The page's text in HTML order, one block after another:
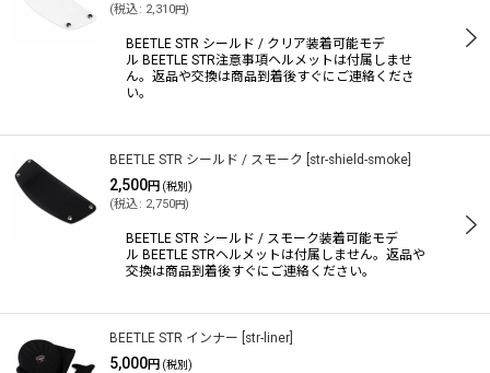
(税込: 2,310円)
BEETLE STR シールド / クリア装着可能モデ
ル BEETLE STR注意事項ヘルメットは付属しませ
ん。返品や交換は商品到着後すぐにご連絡くださ
い。
BEETLE STR シールド / スモーク str-shield-smoke
2,500円 (税別)
(税込: 2,750円)
BEETLE STR シールド / スモーク装着可能モデ
ル BEETLE STRヘルメットは付属しません。返品や
交換は商品到着後すぐにご連絡ください。
BEETLE STR インナー str-liner
5,000円 (税別)